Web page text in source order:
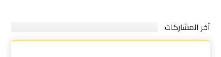
آخر المشاركات